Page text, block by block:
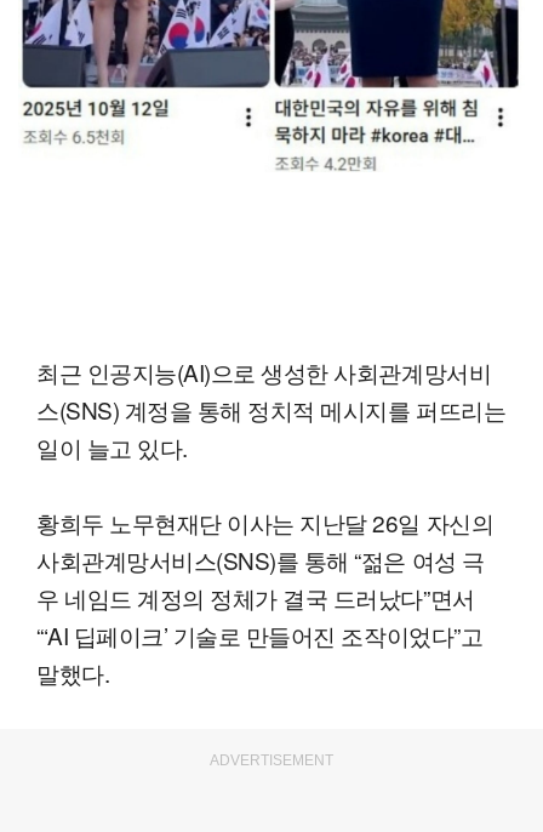
최근 인공지능(AI)으로 생성한 사회관계망서비
스(SNS) 계정을 통해 정치적 메시지를 퍼뜨리는
일이 늘고 있다.
황희두 노무현재단 이사는 지난달 26일 자신의
사회관계망서비스(SNS)를 통해 “젊은 여성 극
우 네임드 계정의 정체가 결국 드러났다”면서
“‘AI 딥페이크’ 기술로 만들어진 조작이었다”고
말했다.
ADVERTISEMENT